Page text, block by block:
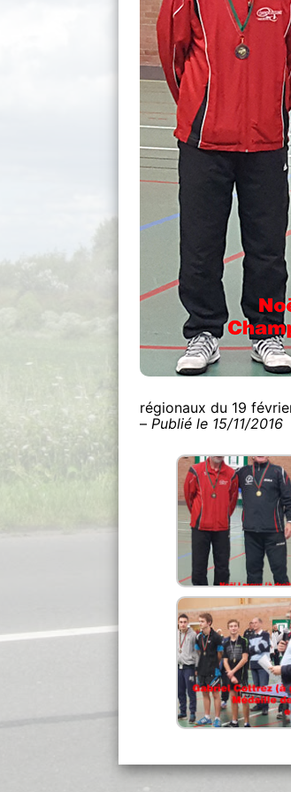
régionaux du 19
–Publié le 15/11/2016